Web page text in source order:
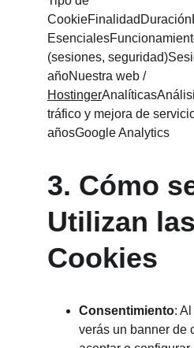
(sesiones,
añoNuestra web /
Hostinger
tráfico y mejora de
añosGoogle Analytics
3. Cómo
Utilizan las
Cookies
Consentimiento:
verás un banner de